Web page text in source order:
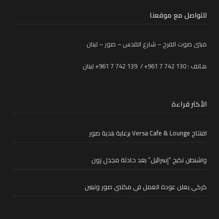
للتواصل مع موقعنا
مبنى صوت الفرح – شارع القدس – صور – لبنان
هاتف : 130 742 7 961+ / 139 742 7 961+ لبنان
الأكثر قراءة
افتتاح Versa Cafe & Lounge برعاية بلدية صور
واشنطن تكبح “إسرائيل” بعد حادثة مجدل زون
كركي يعلن عودة العمل في مكتبي صور وتبنين